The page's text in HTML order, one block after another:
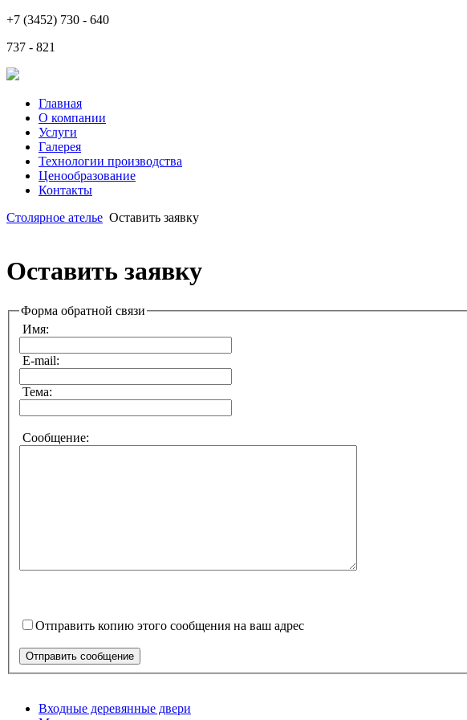
+7 (3452) 730 - 640
737 - 821
Главная
О компании
Услуги
Галерея
Технологии производства
Ценообразование
Контакты
Столярное ателье Оставить заявку
Оставить заявку
Форма обратной связи
Имя:
E-mail:
Тема:
Сообщение:
Отправить копию этого сообщения на ваш адрес
Отправить сообщение
Входные деревянные двери